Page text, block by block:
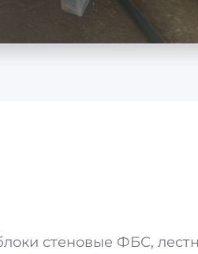
стеновые ФБС,